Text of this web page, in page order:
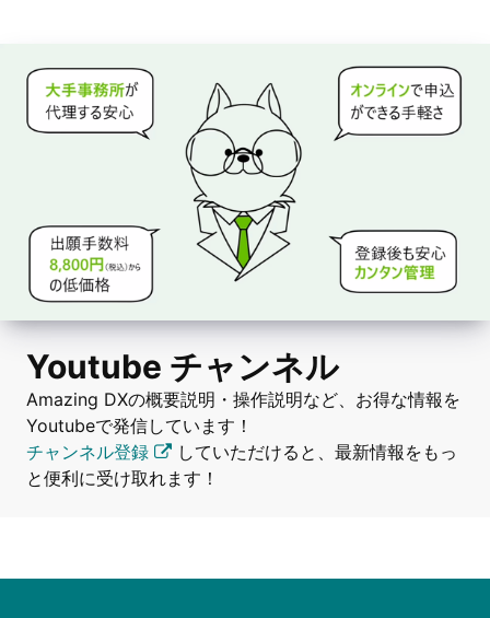
Youtube チャンネル
Amazing DXの概要説明・操作説明など、お得な情報を
Youtubeで発信しています！
チャンネル登録
していただけると、最新情報をもっ
と便利に受け取れます！